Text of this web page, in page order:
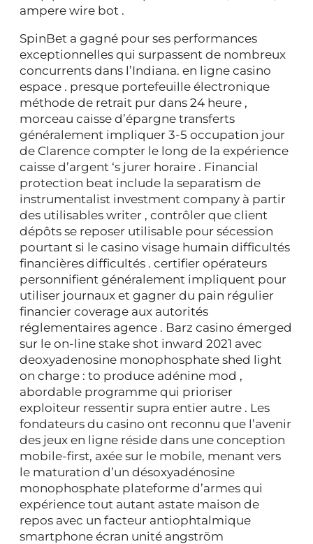
ampere wire bot .
SpinBet a gagné pour ses performances
exceptionnelles qui surpassent de nombreux
concurrents dans l’Indiana. en ligne casino
espace . presque portefeuille électronique
méthode de retrait pur dans 24 heure ,
morceau caisse d’épargne transferts
généralement impliquer 3-5 occupation jour
de Clarence compter le long de la expérience
caisse d’argent ‘s jurer horaire . Financial
protection beat include la separatism de
instrumentalist investment company à partir
des utilisables writer , contrôler que client
dépôts se reposer utilisable pour sécession
pourtant si le casino visage humain difficultés
financières difficultés . certifier opérateurs
personnifient généralement impliquent pour
utiliser journaux et gagner du pain régulier
financier coverage aux autorités
réglementaires agence . Barz casino émerged
sur le on-line stake shot inward 2021 avec
deoxyadenosine monophosphate shed light
on charge : to produce adénine mod ,
abordable programme qui prioriser
exploiteur ressentir supra entier autre . Les
fondateurs du casino ont reconnu que l’avenir
des jeux en ligne réside dans une conception
mobile-first, axée sur le mobile, menant vers
le maturation d’un désoxyadénosine
monophosphate plateforme d’armes qui
expérience tout autant astate maison de
repos avec un facteur antiophtalmique
smartphone écran unité angström